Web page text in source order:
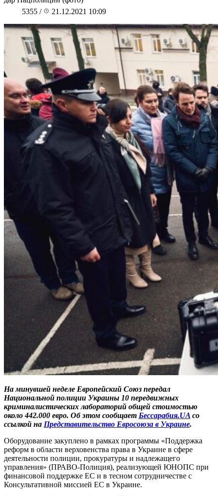
5355 / 21.12.2021 10:09
На минувшей неделе Европейский Союз передал
Национальной полиции Украины 10 передвижных
криминалистических лабораторий общей стоимостью
около 442.000 евро. Об этом сообщает Бессарабия.UA со
ссылкой на Представительство Евросоюза в Украине.
Оборудование закуплено в рамках программы «Поддержка
реформ в области верховенства права в Украине в сфере
деятельности полиции, прокуратуры и надлежащего
управления» (ПРАВО-Полиция), реализующей ЮНОПС при
финансовой поддержке ЕС и в тесном сотрудничестве с
Консультативной миссией ЕС в Украине.